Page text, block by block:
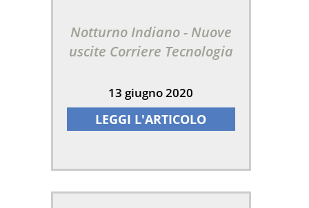
Notturno Indiano - Nuove
uscite Corriere Tecnologia
13 giugno 2020
LEGGI L'ARTICOLO